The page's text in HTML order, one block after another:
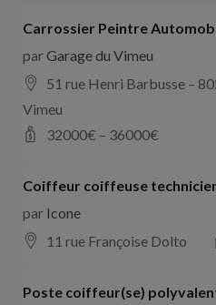
Carrossier Peintre
parGarage du Vimeu
51 rue Henri Barbusse –
Vimeu
32000€ – 36000€
Coiffeur coiffeuse
par Icone
11 rue Françoise Dolto
Poste coiffeur(se)